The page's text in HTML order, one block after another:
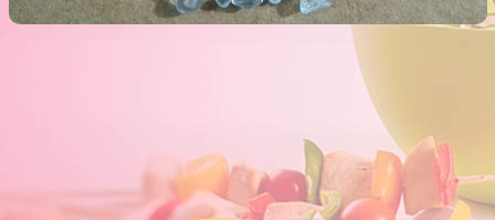
تومانی,فروش بلوز 2000 تومانی,فروش بلور 5000 تومانی ,فروش پلاسکو
5000 تومانی, فروش پلاسکو 2000 تومانی, پلاسکو 2000 فروش, پلاسکو
5000 فروش